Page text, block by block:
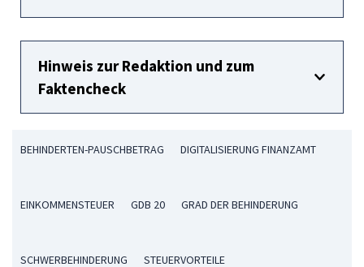
Hinweis zur Redaktion und zum
Faktencheck
BEHINDERTEN-PAUSCHBETRAG DIGITALISIERUNG FINANZAMT
EINKOMMENSTEUER GDB 20 GRAD DER BEHINDERUNG
SCHWERBEHINDERUNG STEUERVORTEILE